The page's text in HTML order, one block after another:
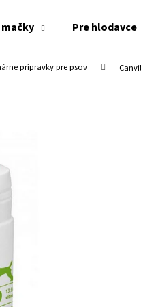
Pre hlodavce
prípravky pre psov
Čo potrebujete